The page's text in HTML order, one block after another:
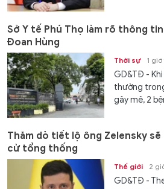
Sở Y tế Phú Thọ làm rõ thông
Đoan Hùng
Thời sự 1
GD&TĐ -
thường
gây mê, 2
Thăm dò tiết lộ ông Zelensky
cử tổng thống
Thế giới 2
GD&TĐ -